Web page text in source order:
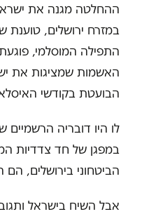
ההחלטה מגנה את
במזרח ירושלים, טוענת
התפילה המוסלמי,
האשמות שמציגות את
הבועטת בקודשי
לו היו דובריה הרשמיים
במפגן של חד צדדיות
הביטחוני בירושלים, הם
אבל השיח בישראל